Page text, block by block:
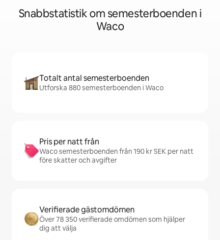
Snabbstatistik om semesterboenden i
Waco
Totalt antal semesterboenden
Utforska 880 semesterboenden i Waco
Pris per natt från
Waco semesterboenden från 190 kr SEK per natt
före skatter och avgifter
Verifierade gästomdömen
Över 78 350 verifierade omdömen som hjälper
dig att välja